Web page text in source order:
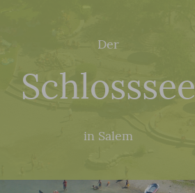
Der
Schlosssee
in Salem